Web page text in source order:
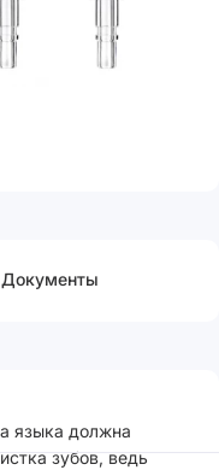
Документы
языка должна
зубов, ведь